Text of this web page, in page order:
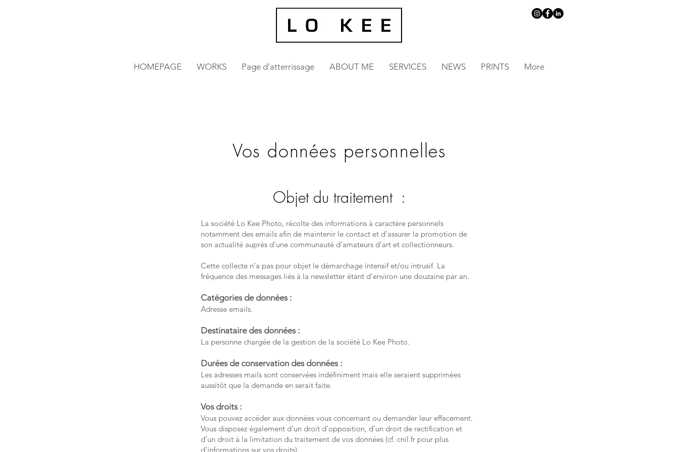
HOMEPAGE WORKS Page d'atterrissage ABOUT ME SERVICES NEWS PRINTS More
Vos données personnelles
Objet du traitement :
La société Lo Kee Photo, récolte des informations à caractère personnels
notamment des emails afin de maintenir le contact et d’assurer la promotion de
son actualité auprès d’une communauté d’amateurs d’art et collectionneurs.
Cette collecte n’a pas pour objet le démarchage intensif et/ou intrusif. La
fréquence des messages liés à la newsletter étant d’environ une douzaine par an.
Catégories de données :
Adresse emails.
Destinataire des données :
La personne chargée de la gestion de la société Lo Kee Photo.
Durées de conservation des données :
Les adresses mails sont conservées indéfiniment mais elle seraient supprimées
aussitôt que la demande en serait faite.
Vos droits :
Vous pouvez accéder aux données vous concernant ou demander leur effacement.
Vous disposez également d'un droit d’opposition, d’un droit de rectification et
d’un droit à la limitation du traitement de vos données (cf. cnil.fr pour plus
d’informations sur vos droits).